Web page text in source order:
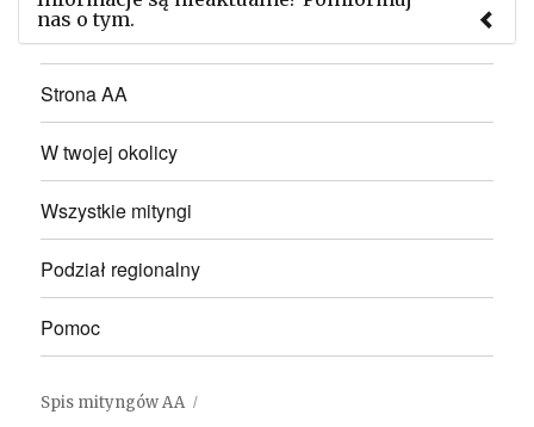
nas o tym.
Użyj tego formularza aby przesłać informację o
zmianach w powyższym mityngu.
Strona AA
W twojej okolicy
Wszystkie mityngi
Podział regionalny
Pomoc
Spis mityngów AA